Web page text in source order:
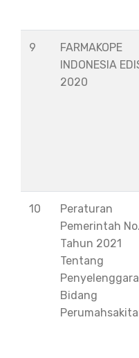
9
FARMAKOPE
INDONESIA
2020
10
Peraturan
Pemerintah
Tahun 2021
Tentang
Bidang